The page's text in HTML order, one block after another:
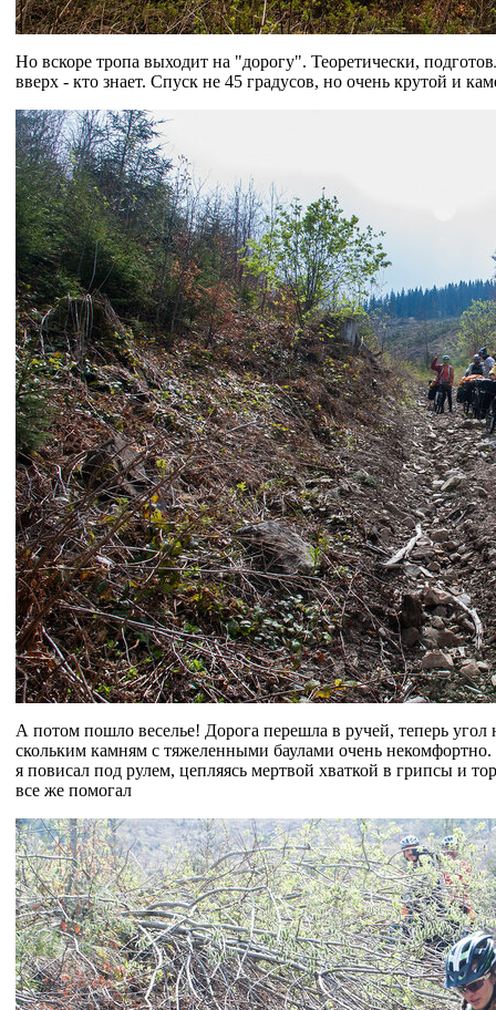
Но вскоре тропа выходит на "дорогу". Теоретически,
вверх - кто знает. Спуск не 45 градусов, но очень крутой и
А потом пошло веселье! Дорога перешла в ручей, теперь
скольким камням с тяжеленными баулами очень некомфортно.
я повисал под рулем, цепляясь мертвой хваткой в грипсы и
все же помогал